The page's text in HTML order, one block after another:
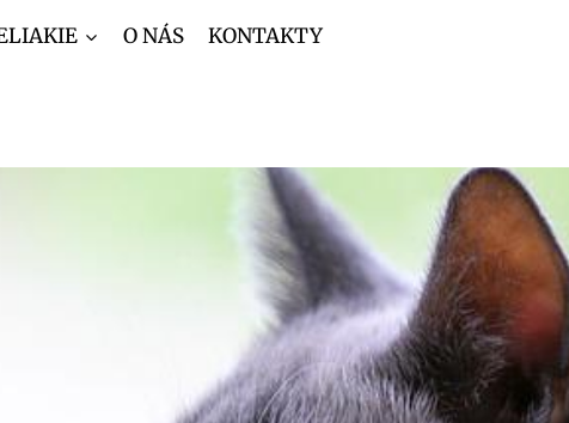
O NÁS KONTAKTY